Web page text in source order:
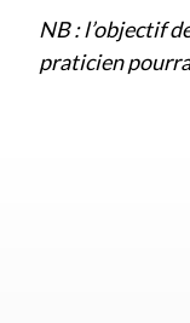
NB : l’objectif
praticien